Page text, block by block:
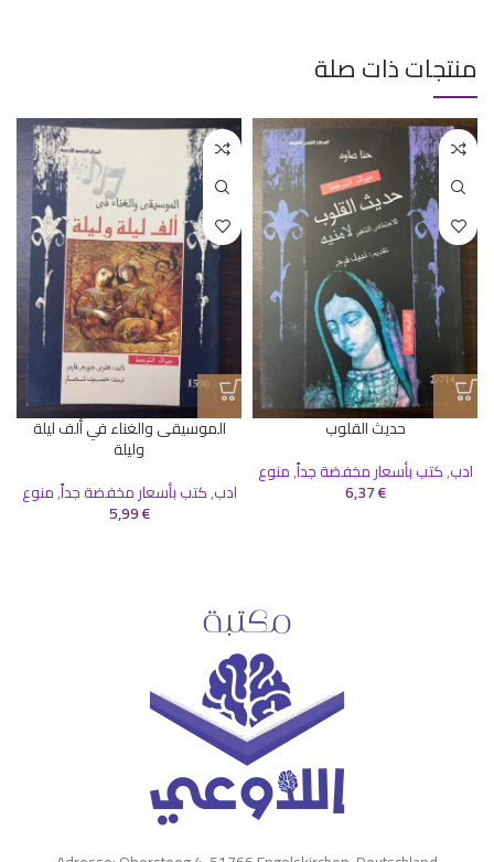
منتجات ذات صلة
حديث القلوب
ادب,كتب بأسعار مخفضة جداً,منوع
6,37€
الموسيقى والغناء في ألف ليلة
وليلة
ادب,كتب بأسعار مخفضة جداً,منوع
5,99€